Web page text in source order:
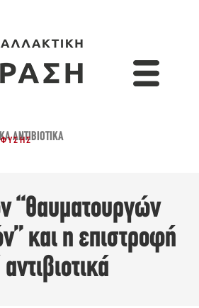
ΑΝΤΙΒΙΟΤΙΚΆ
“θαυματουργών
και η επιστροφή